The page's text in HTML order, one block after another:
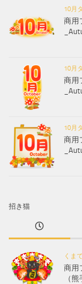
10月
商用
10月
商用
10月
商用
招き猫
くま
商用
（